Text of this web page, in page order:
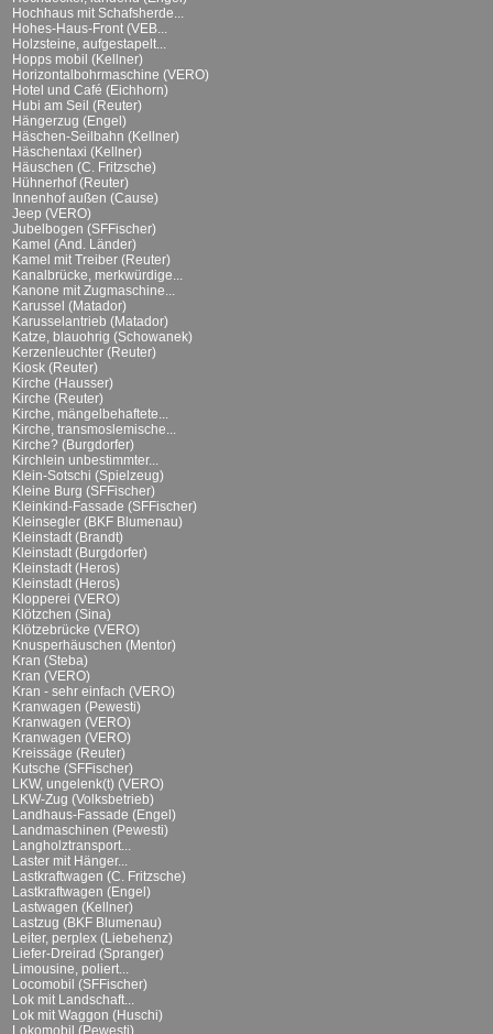
Hochhaus mit Schafsherde...
Hohes-Haus-Front (VEB...
Holzsteine, aufgestapelt...
Hopps mobil (Kellner)
Horizontalbohrmaschine (VERO)
Hotel und Café (Eichhorn)
Hubi am Seil (Reuter)
Hängerzug (Engel)
Häschen-Seilbahn (Kellner)
Häschentaxi (Kellner)
Häuschen (C. Fritzsche)
Hühnerhof (Reuter)
Innenhof außen (Cause)
Jeep (VERO)
Jubelbogen (SFFischer)
Kamel (And. Länder)
Kamel mit Treiber (Reuter)
Kanalbrücke, merkwürdige...
Kanone mit Zugmaschine...
Karussel (Matador)
Karusselantrieb (Matador)
Katze, blauohrig (Schowanek)
Kerzenleuchter (Reuter)
Kiosk (Reuter)
Kirche (Hausser)
Kirche (Reuter)
Kirche, mängelbehaftete...
Kirche, transmoslemische...
Kirche? (Burgdorfer)
Kirchlein unbestimmter...
Klein-Sotschi (Spielzeug)
Kleine Burg (SFFischer)
Kleinkind-Fassade (SFFischer)
Kleinsegler (BKF Blumenau)
Kleinstadt (Brandt)
Kleinstadt (Burgdorfer)
Kleinstadt (Heros)
Kleinstadt (Heros)
Klopperei (VERO)
Klötzchen (Sina)
Klötzebrücke (VERO)
Knusperhäuschen (Mentor)
Kran (Steba)
Kran (VERO)
Kran - sehr einfach (VERO)
Kranwagen (Pewesti)
Kranwagen (VERO)
Kranwagen (VERO)
Kreissäge (Reuter)
Kutsche (SFFischer)
LKW, ungelenk(t) (VERO)
LKW-Zug (Volksbetrieb)
Landhaus-Fassade (Engel)
Landmaschinen (Pewesti)
Langholztransport...
Laster mit Hänger...
Lastkraftwagen (C. Fritzsche)
Lastkraftwagen (Engel)
Lastwagen (Kellner)
Lastzug (BKF Blumenau)
Leiter, perplex (Liebehenz)
Liefer-Dreirad (Spranger)
Limousine, poliert...
Locomobil (SFFischer)
Lok mit Landschaft...
Lok mit Waggon (Huschi)
Lokomobil (Pewesti)